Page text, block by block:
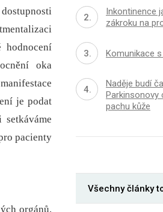
oka
je podat
pa­cienty
orgánů.
Inkontinence
zákroku na
Komunikace
Naděje budí
Parkinsonovy
pachu kůže
Všechny články